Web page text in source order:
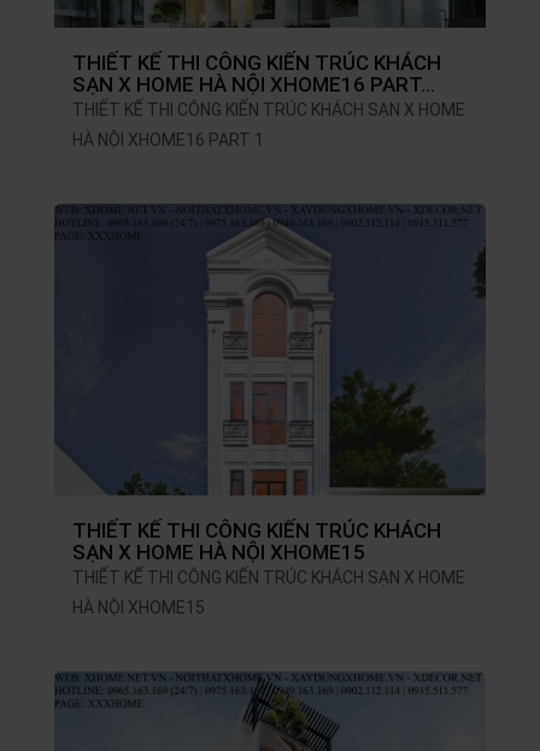
THIẾT KẾ THI CÔNG KIẾN TRÚC KHÁCH
SẠN X HOME HÀ NỘI XHOME16 PART…
THIẾT KẾ THI CÔNG KIẾN TRÚC KHÁCH SẠN X HOME
HÀ NỘI XHOME16 PART 1
THIẾT KẾ THI CÔNG KIẾN TRÚC KHÁCH
SẠN X HOME HÀ NỘI XHOME15
THIẾT KẾ THI CÔNG KIẾN TRÚC KHÁCH SẠN X HOME
HÀ NỘI XHOME15